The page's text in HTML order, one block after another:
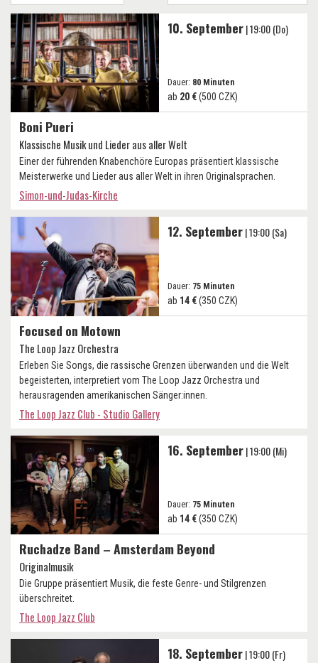
Boni Pueri
Klassische Musik und Lieder aus aller Welt
Einer der führenden Knabenchöre Europas präsentiert klassische
Meisterwerke und Lieder aus aller Welt in ihren Originalsprachen.
Simon-und-Judas-Kirche
10. September| 19:00 (Do)
Dauer: 80 Minuten
ab 20 €(500 CZK)
Focused on Motown
The Loop Jazz Orchestra
Erleben Sie Songs, die rassische Grenzen überwanden und die Welt
begeisterten, interpretiert vom The Loop Jazz Orchestra und
herausragenden amerikanischen Sänger:innen.
The Loop Jazz Club - Studio Gallery
12. September| 19:00 (Sa)
Dauer: 75 Minuten
ab 14 €(350 CZK)
Ru­chad­ze Band – Am­ster­dam Bey­ond
Originalmusik
Die Gruppe präsentiert Musik, die feste Genre- und Stilgrenzen
überschreitet.
The Loop Jazz Club
16. September| 19:00 (Mi)
Dauer: 75 Minuten
ab 14 €(350 CZK)
18. September| 19:00 (Fr)